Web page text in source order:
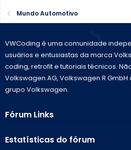
Mundo Automotivo
VWCoding é uma comunidade
usuários e entusiastas da marca
coding, retrofit e tutoriais técnicos.
Volkswagen AG, Volkswagen R
grupo Volkswagen.
Fórum Links
Estatísticas do fórum